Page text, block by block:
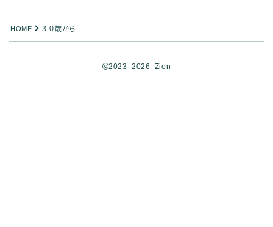
HOME ３０歳から
2023–2026 Zion